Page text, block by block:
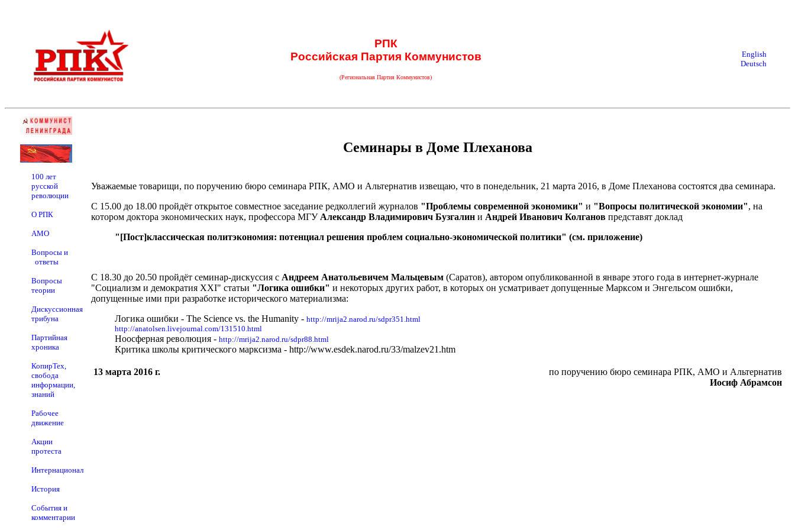
РПК
Российская Партия Коммунистов
(Региональная Партия Коммунистов)
English
Deutsch
100 лет
русской
революции
О РПК
АМО
Вопросы и
ответы
Вопросы
теории
Дискуссионная
трибуна
Партийная
хроника
КопирТех,
свобода
информации,
знаний
Рабочее
движение
Акции
протеста
Интернационал
История
События и
комментарии
Семинары в Доме Плеханова
Уважаемые товарищи, по поручению бюро семинара РПК, АМО и Альтернатив извещаю, что в понедельник, 21 марта 2016, в Доме Плеханова состоятся два семинара.
С 15.00 до 18.00 пройдёт открытое совместное заседание редколлегий журналов "Проблемы современной экономики" и "Вопросы политической экономии", на
котором доктора экономических наук, профессора МГУ Александр Владимирович Бузгалин и Андрей Иванович Колганов представят доклад
"[Пост]классическая политэкономия: потенциал решения проблем социально-экономической политики" (см. приложение)
С 18.30 до 20.50 пройдёт семинар-дискуссия с Андреем Анатольевичем Мальцевым (Саратов), автором опубликованной в январе этого года в интернет-журнале
"Социализм и демократия XXI" статьи "Логика ошибки" и некоторых других работ, в которых он усматривает допущенные Марксом и Энгельсом ошибки,
допущенные ими при разработке исторического материализма:
Логика ошибки - The Science vs. the Humanity - http://mrija2.narod.ru/sdpr351.html
http://anatolsen.livejournal.com/131510.html
Ноосферная революция - http://mrija2.narod.ru/sdpr88.html
Критика школы критического марксизма - http://www.esdek.narod.ru/33/malzev21.htm
13 марта 2016 г.
по поручению бюро семинара РПК, АМО и Альтернатив
Иосиф Абрамсон